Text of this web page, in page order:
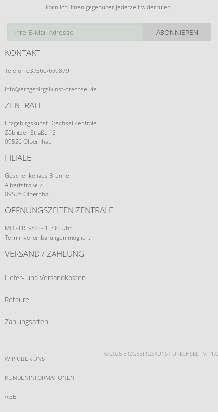
kann ich Ihnen gegenüber jederzeit widerrufen.
ABONNIEREN
KONTAKT
Telefon 037360/669879
info@erzgebirgskunst-drechsel.de
ZENTRALE
Erzgebirgskunst Drechsel Zentrale
Zöblitzer Straße 12
09526 Olbernhau
FILIALE
Geschenkehaus Brunner
Albertstraße 7
09526 Olbernhau
ÖFFNUNGSZEITEN ZENTRALE
MO - FR: 9:00 - 15:30 Uhr
Terminvereinbarungen möglich.
VERSAND / ZAHLUNG
Liefer- und Versandkosten
Retoure
Zahlungsarten
© 2026 ERZGEBIRGSKUNST DRECHSEL - V1.1.0
WIR ÜBER UNS
KUNDENINFORMATIONEN
AGB